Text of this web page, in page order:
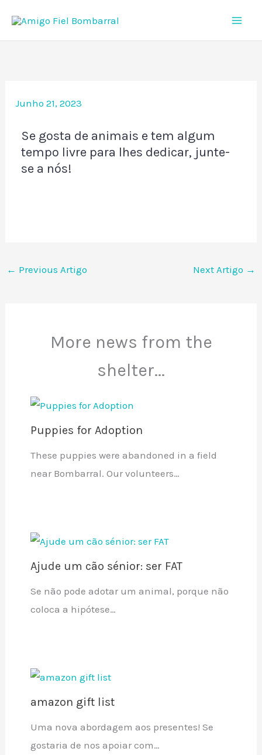
Junho 21, 2023
Se gosta de animais e tem algum
tempo livre para lhes dedicar, junte-
se a nós!
← Previous Artigo Next Artigo →
More news from the
shelter...
Puppies for Adoption
These puppies were abandoned in a field
near Bombarral. Our volunteers…
Ajude um cão sénior: ser FAT
Se não pode adotar um animal, porque não
coloca a hipótese…
amazon gift list
Uma nova abordagem aos presentes! Se
gostaria de nos apoiar com…